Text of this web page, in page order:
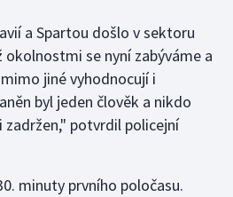
a Spartou došlo v sektoru
se nyní zabýváme a
jiné vyhodnocují i
byl jeden člověk a nikdo
potvrdil policejní
minuty prvního poločasu.